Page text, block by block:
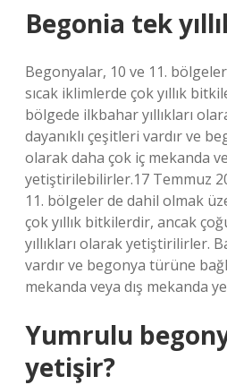
Begonia tek
Begonyalar, 10 ve 11.
sıcak iklimlerde çok yıllık
bölgede ilkbahar yıllıkları
dayanıklı çeşitleri vardır ve
olarak daha çok iç mekanda
yetiştirilebilirler.17 Temmuz
11. bölgeler de dahil olmak
çok yıllık bitkilerdir, ancak
yıllıkları olarak yetiştirilirler.
vardır ve begonya türüne
mekanda veya dış mekanda
Yumrulu
yetişir?